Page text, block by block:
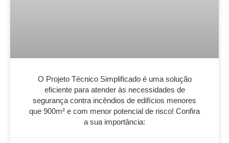
O Projeto Técnico Simplificado é uma solução
eficiente para atender às necessidades de
segurança contra incêndios de edifícios menores
que 900m² e com menor potencial de risco! Confira
a sua importância: